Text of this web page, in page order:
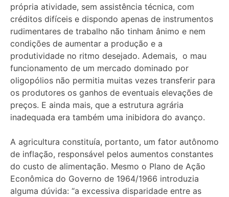
própria atividade, sem assistência técnica, com
créditos difíceis e dispondo apenas de instrumentos
rudimentares de trabalho não tinham ânimo e nem
condições de aumentar a produção e a
produtividade no ritmo desejado. Ademais, o mau
funcionamento de um mercado dominado por
oligopólios não permitia muitas vezes transferir para
os produtores os ganhos de eventuais elevações de
preços. E ainda mais, que a estrutura agrária
inadequada era também uma inibidora do avanço.
A agricultura constituía, portanto, um fator autônomo
de inflação, responsável pelos aumentos constantes
do custo de alimentação. Mesmo o Plano de Ação
Econômica do Governo de 1964/1966 introduzia
alguma dúvida: “a excessiva disparidade entre as